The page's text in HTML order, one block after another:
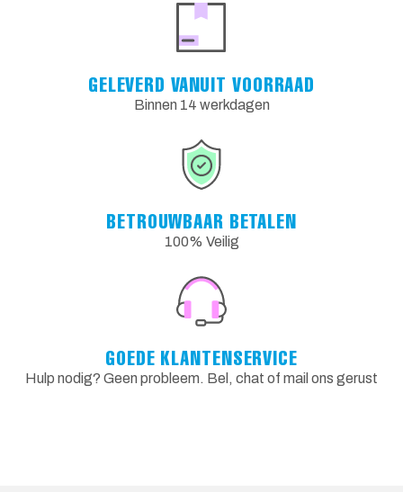
GELEVERD VANUIT VOORRAAD
Binnen 14 werkdagen
BETROUWBAAR BETALEN
100% Veilig
GOEDE KLANTENSERVICE
Hulp nodig? Geen probleem. Bel, chat of mail ons gerust